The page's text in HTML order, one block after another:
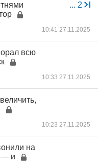
... 2
10:41 27.11.2025
всю
10:33 27.11.2025
10:23 27.11.2025
на
— и